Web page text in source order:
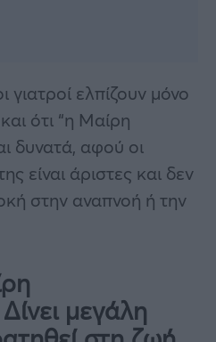
γιατροί ελπίζουν μόνο
ότι “η Μαίρη
δυνατά, αφού οι
είναι άριστες και δεν
στην αναπνοή ή την
μεγάλη